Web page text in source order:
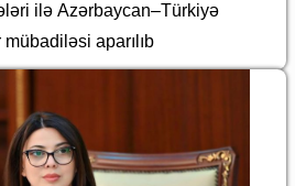
ilə Azərbaycan–Türkiyə
aparılıb